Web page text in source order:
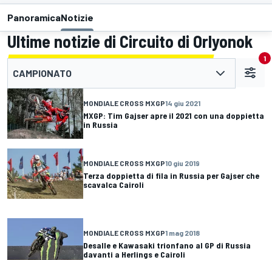
PanoramicaNotizie
Ultime notizie di Circuito di Orlyonok
CAMPIONATO
1
MONDIALE CROSS MXGP14 giu 2021
MXGP: Tim Gajser apre il 2021 con una doppietta
in Russia
MONDIALE CROSS MXGP10 giu 2019
Terza doppietta di fila in Russia per Gajser che
scavalca Cairoli
MONDIALE CROSS MXGP1 mag 2018
Desalle e Kawasaki trionfano al GP di Russia
davanti a Herlings e Cairoli